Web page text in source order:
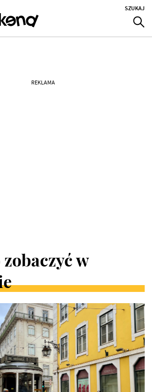
SZUKAJ
REKLAMA
w